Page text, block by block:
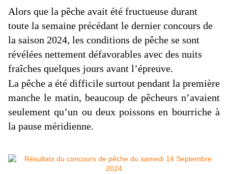
Alors que la pêche avait été fructueuse durant
toute la semaine précédant le dernier concours de
la saison 2024, les conditions de pêche se sont
révélées nettement défavorables avec des nuits
fraîches quelques jours avant l’épreuve.
La pêche a été difficile surtout pendant la première
manche le matin, beaucoup de pêcheurs n’avaient
seulement qu’un ou deux poissons en bourriche à
la pause méridienne.